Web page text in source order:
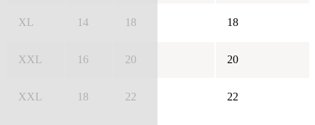
XL 14 18 18
XXL 16 20 20
XXL 18 22 22